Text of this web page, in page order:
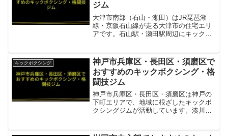
ジム
大津市南部（石山・瀬田）はJR琵琶湖
線・京阪石山線が走る大津市の住宅エリ
アです。石山駅・瀬田駅周辺にキックボ
分。1・2階分割のキックボクシングジム
＆スタジオ。...
キックボクシング
神戸市兵庫区・長田区・須磨区で
おすすめのキックボクシング・格
闘技ジム
神戸市兵庫区・長田区・須磨区は神戸の
下町エリアで、地域に根ざしたキックボ
クシングジムが活動しています。湊川公